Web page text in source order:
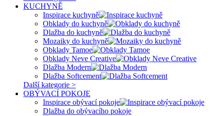
KUCHYNĚ
Inspirace kuchyně
Obklady do kuchyně
Dlažba do kuchyně
Mozaiky do kuchyně
Obklady Tamoe
Obklady Neve Creative
Dlažba Modern
Dlažba Softcement
Další kategorie >
OBÝVACÍ POKOJE
Inspirace obývací pokoje
Dlažba do obývacího pokoje